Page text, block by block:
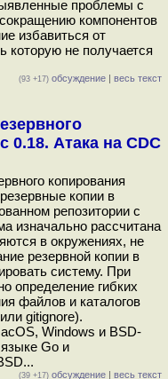
проблемы с
компонентов
избавиться от
которую не получается
(93 +17) обсуждение | весь текст
0.18. Атака на CDC
копирования
копии в
репозитории с
изначально рассчитана
в окружениях, не
резервной копии в
систему. При
определение гибких
файлов и каталогов
gitignore).
Windows и BSD-
Go и
(39 +17) обсуждение | весь текст